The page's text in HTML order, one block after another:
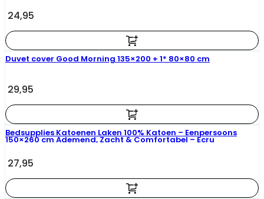
24,95
Duvet cover Good Morning 135×200 + 1* 80×80 cm
29,95
Bedsupplies Katoenen Laken 100% Katoen – Eenpersoons
150×260 cm Ademend, Zacht & Comfortabel – Ecru
27,95